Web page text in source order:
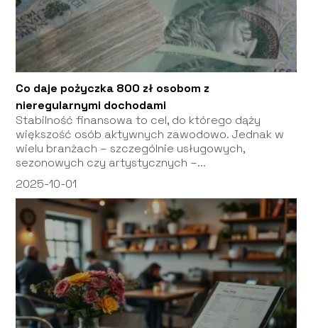
Co daje pożyczka 800 zł osobom z
nieregularnymi dochodami
Stabilność finansowa to cel, do którego dąży
większość osób aktywnych zawodowo. Jednak w
wielu branżach – szczególnie usługowych,
sezonowych czy artystycznych –...
2025-10-01